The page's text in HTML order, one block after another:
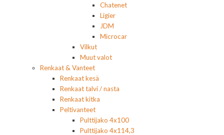
Chatenet
Ligier
JDM
Microcar
Vilkut
Muut valot
Renkaat & Vanteet
Renkaat kesä
Renkaat talvi / nasta
Renkaat kitka
Peltivanteet
Pulttijako 4x100
Pulttijako 4x114,3